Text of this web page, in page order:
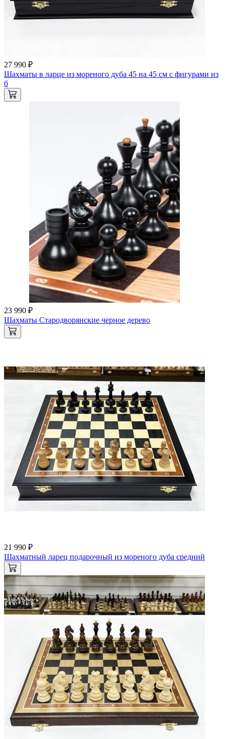
27 990 ₽
Шахматы в ларце из мореного дуба 45 на 45 см с фигурами из
б
23 990 ₽
Шахматы Стародворянские черное дерево
21 990 ₽
Шахматный ларец подарочный из мореного дуба средний